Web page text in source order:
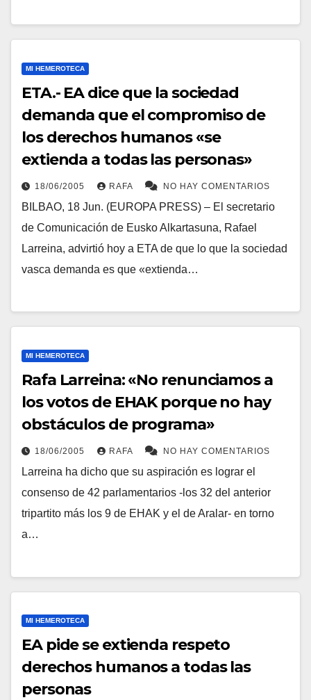
MI HEMEROTECA
ETA.- EA dice que la sociedad
demanda que el compromiso de
los derechos humanos «se
extienda a todas las personas»
18/06/2005 RAFA NO HAY COMENTARIOS
BILBAO, 18 Jun. (EUROPA PRESS) – El secretario
de Comunicación de Eusko Alkartasuna, Rafael
Larreina, advirtió hoy a ETA de que lo que la sociedad
vasca demanda es que «extienda…
MI HEMEROTECA
Rafa Larreina: «No renunciamos a
los votos de EHAK porque no hay
obstáculos de programa»
18/06/2005 RAFA NO HAY COMENTARIOS
Larreina ha dicho que su aspiración es lograr el
consenso de 42 parlamentarios -los 32 del anterior
tripartito más los 9 de EHAK y el de Aralar- en torno
a…
MI HEMEROTECA
EA pide se extienda respeto
derechos humanos a todas las
personas